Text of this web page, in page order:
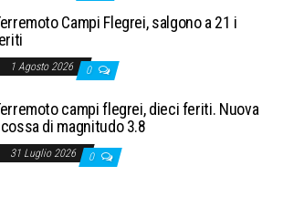
Campi Flegrei, salgono a 21 i
1 Agosto 2026 0
campi flegrei, dieci feriti. Nuova
di magnitudo 3.8
31 Luglio 2026 0